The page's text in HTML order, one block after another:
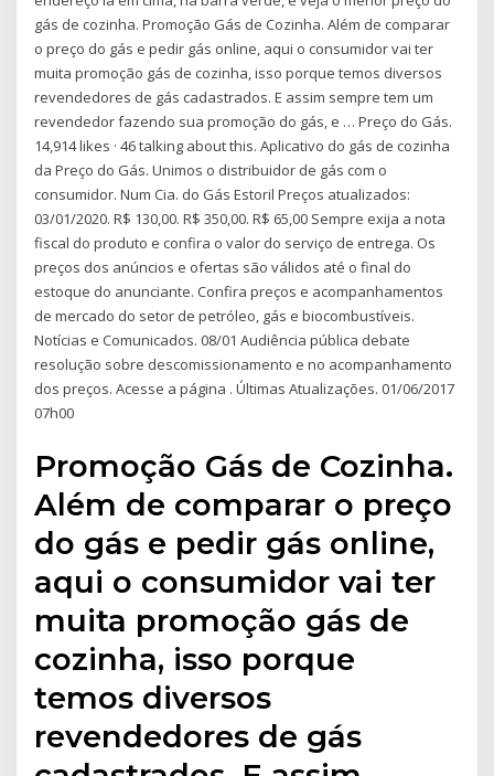
gás de cozinha. Promoção Gás de Cozinha. Além de comparar
o preço do gás e pedir gás online, aqui o consumidor vai ter
muita promoção gás de cozinha, isso porque temos diversos
revendedores de gás cadastrados. E assim sempre tem um
revendedor fazendo sua promoção do gás, e … Preço do Gás.
14,914 likes · 46 talking about this. Aplicativo do gás de cozinha
da Preço do Gás. Unimos o distribuidor de gás com o
consumidor. Num Cia. do Gás Estoril Preços atualizados:
03/01/2020. R$ 130,00. R$ 350,00. R$ 65,00 Sempre exija a nota
fiscal do produto e confira o valor do serviço de entrega. Os
preços dos anúncios e ofertas são válidos até o final do
estoque do anunciante. Confira preços e acompanhamentos
de mercado do setor de petróleo, gás e biocombustíveis.
Notícias e Comunicados. 08/01 Audiência pública debate
resolução sobre descomissionamento e no acompanhamento
dos preços. Acesse a página . Últimas Atualizações. 01/06/2017
07h00
Promoção Gás de Cozinha.
Além de comparar o preço
do gás e pedir gás online,
aqui o consumidor vai ter
muita promoção gás de
cozinha, isso porque
temos diversos
revendedores de gás